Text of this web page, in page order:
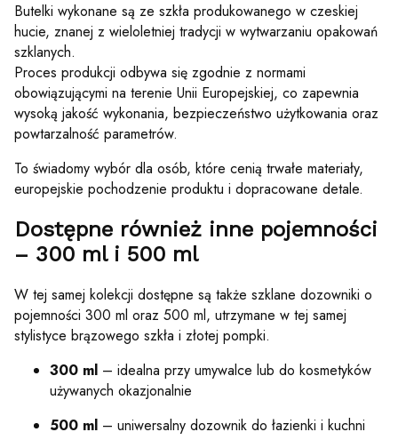
Butelki wykonane są ze szkła produkowanego w czeskiej
hucie, znanej z wieloletniej tradycji w wytwarzaniu opakowań
szklanych.
Proces produkcji odbywa się zgodnie z normami
obowiązującymi na terenie Unii Europejskiej, co zapewnia
wysoką jakość wykonania, bezpieczeństwo użytkowania oraz
powtarzalność parametrów.
To świadomy wybór dla osób, które cenią trwałe materiały,
europejskie pochodzenie produktu i dopracowane detale.
Dostępne również inne pojemności
– 300 ml i 500 ml
W tej samej kolekcji dostępne są także szklane dozowniki o
pojemności 300 ml oraz 500 ml, utrzymane w tej samej
stylistyce brązowego szkła i złotej pompki.
300 ml – idealna przy umywalce lub do kosmetyków
używanych okazjonalnie
500 ml – uniwersalny dozownik do łazienki i kuchni